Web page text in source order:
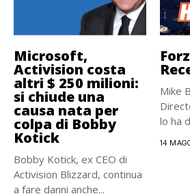
Microsoft,
Activision costa
altri $ 250 milioni:
si chiude una
causa nata per
colpa di Bobby
Kotick
Bobby Kotick, ex CEO di
Activision Blizzard, continua
a fare danni anche...
Mike
lo ha
14